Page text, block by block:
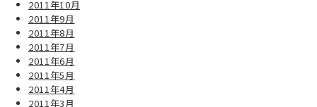
2011年10月
2011年9月
2011年8月
2011年7月
2011年6月
2011年5月
2011年4月
2011年3月